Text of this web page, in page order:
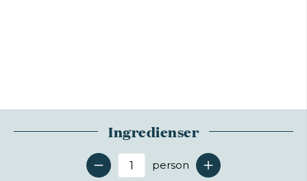
Ingredienser
Antal serveringer
person